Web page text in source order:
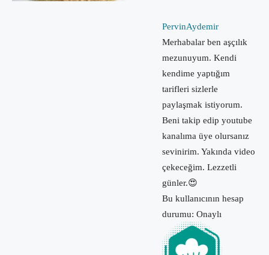
PervinAydemir
Merhabalar ben aşçılık
mezunuyum. Kendi
kendime yaptığım
tarifleri sizlerle
paylaşmak istiyorum.
Beni takip edip youtube
kanalıma üye olursanız
sevinirim. Yakında video
çekeceğim. Lezzetli
günler.😍
Bu kullanıcının hesap
durumu: Onaylı